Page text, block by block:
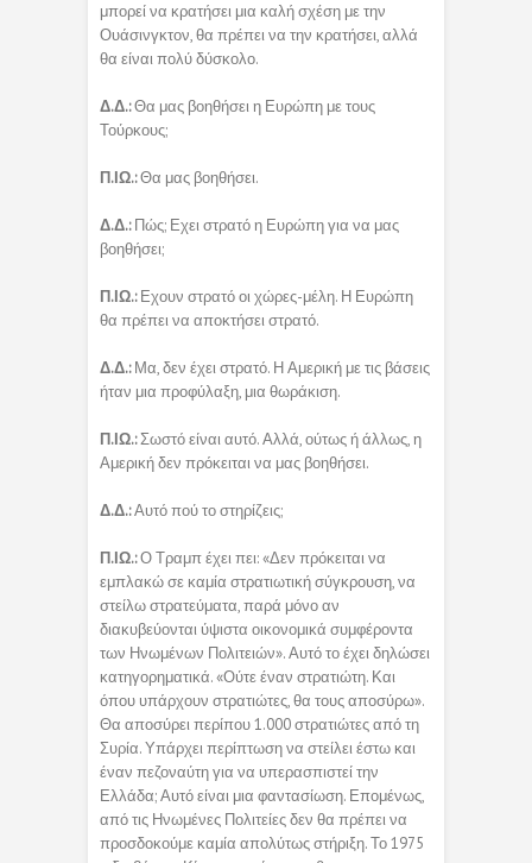
μπορεί να κρατήσει μια καλή σχέση με την
Ουάσινγκτον, θα πρέπει να την κρατήσει, αλλά
θα είναι πολύ δύσκολο.
Δ.Δ.:Θα μας βοηθήσει η Ευρώπη με τους
Τούρκους;
Π.ΙΩ.:Θα μας βοηθήσει.
Δ.Δ.:Πώς; Εχει στρατό η Ευρώπη για να μας
βοηθήσει;
Π.ΙΩ.:Εχουν στρατό οι χώρες-μέλη. Η Ευρώπη
θα πρέπει να αποκτήσει στρατό.
Δ.Δ.:Μα, δεν έχει στρατό. Η Αμερική με τις βάσεις
ήταν μια προφύλαξη, μια θωράκιση.
Π.ΙΩ.:Σωστό είναι αυτό. Αλλά, ούτως ή άλλως, η
Αμερική δεν πρόκειται να μας βοηθήσει.
Δ.Δ.:Αυτό πού το στηρίζεις;
Π.ΙΩ.:Ο Τραμπ έχει πει: «Δεν πρόκειται να
εμπλακώ σε καμία στρατιωτική σύγκρουση, να
στείλω στρατεύματα, παρά μόνο αν
διακυβεύονται ύψιστα οικονομικά συμφέροντα
των Ηνωμένων Πολιτειών». Αυτό το έχει δηλώσει
κατηγορηματικά. «Ούτε έναν στρατιώτη. Και
όπου υπάρχουν στρατιώτες, θα τους αποσύρω».
Θα αποσύρει περίπου 1.000 στρατιώτες από τη
Συρία. Υπάρχει περίπτωση να στείλει έστω και
έναν πεζοναύτη για να υπερασπιστεί την
Ελλάδα; Αυτό είναι μια φαντασίωση. Επομένως,
από τις Ηνωμένες Πολιτείες δεν θα πρέπει να
προσδοκούμε καμία απολύτως στήριξη. Το 1975